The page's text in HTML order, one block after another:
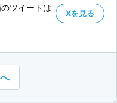
ツイートは
Xを見る